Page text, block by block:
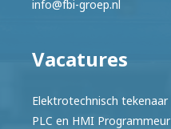
info@fbi-groep.nl
Vacatures
Elektrotechnisch tekenaar
PLC en HMI Programmeur